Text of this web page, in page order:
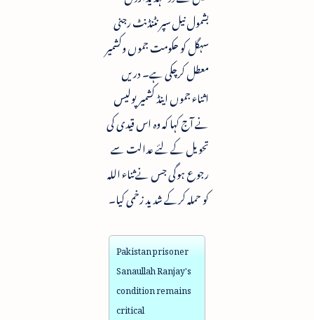
بشمول نیل سپرنٹنڈنٹ رجنی
سہگل کو حکومت جموں وکشمیر
معطل کرچکی ہے۔ دریں
اثناء جموں اینڈ کشمیر پولیس
نے آج کہا کہ وہ اس قیدی کی
تحویل کے لئے عدالت سے
رجوع ہوگی جس نے ثناء اللہ
کو حملہ کرکے شدید زخمی کیا۔
Pakistan prisoner
Sanaullah Ranjay's
condition remains
critical